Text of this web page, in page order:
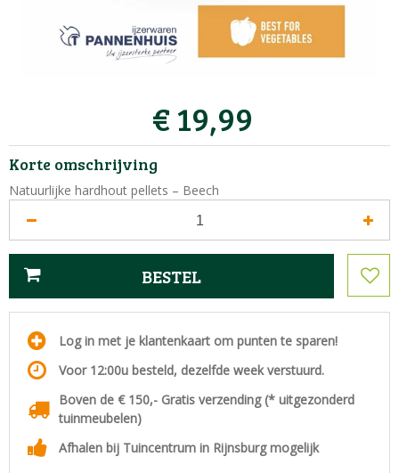
€19,99
Korte omschrijving
Natuurlijke hardhout pellets – Beech
Log in met je klantenkaart om punten te sparen!
Voor 12:00u besteld, dezelfde week verstuurd.
Boven de € 150,- Gratis verzending (* uitgezonderd
tuinmeubelen)
Afhalen bij Tuincentrum in Rijnsburg mogelijk